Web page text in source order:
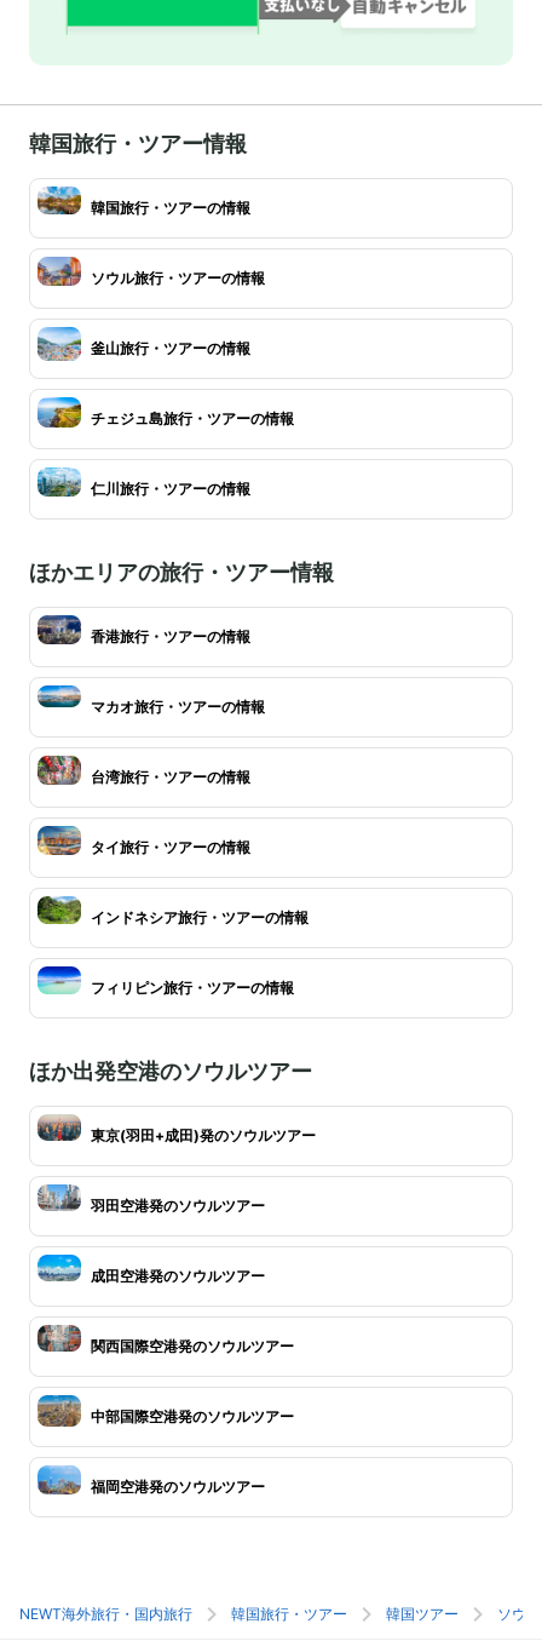
韓国旅行・ツアー情報
韓国旅行・ツアーの情報
ソウル旅行・ツアーの情報
釜山旅行・ツアーの情報
チェジュ島旅行・ツアーの情報
仁川旅行・ツアーの情報
ほかエリアの旅行・ツアー情報
香港旅行・ツアーの情報
マカオ旅行・ツアーの情報
台湾旅行・ツアーの情報
タイ旅行・ツアーの情報
インドネシア旅行・ツアーの情報
フィリピン旅行・ツアーの情報
ほか出発空港のソウルツアー
東京(羽田+成田)発のソウルツアー
羽田空港発のソウルツアー
成田空港発のソウルツアー
関西国際空港発のソウルツアー
中部国際空港発のソウルツアー
福岡空港発のソウルツアー
NEWT海外旅行・国内旅行 韓国旅行・ツアー 韓国ツアー ソウ